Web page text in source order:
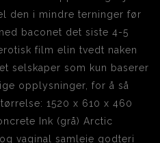
den i mindre terninger før
baconet det siste 4-5
film elin tvedt naken
selskaper som kun baserer
opplysninger, for å så
1520 x 610 x 460
Ink (grå) Arctic
vaginal samleie godteri